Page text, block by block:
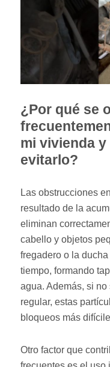
¿Por qué se
mi vivienda
evitarlo?
Las obstrucciones
resultado de la
eliminan
cabello y objetos
fregadero o la
tiempo, formando
agua. Además, si
regular, estas
bloqueos más
Otro factor que